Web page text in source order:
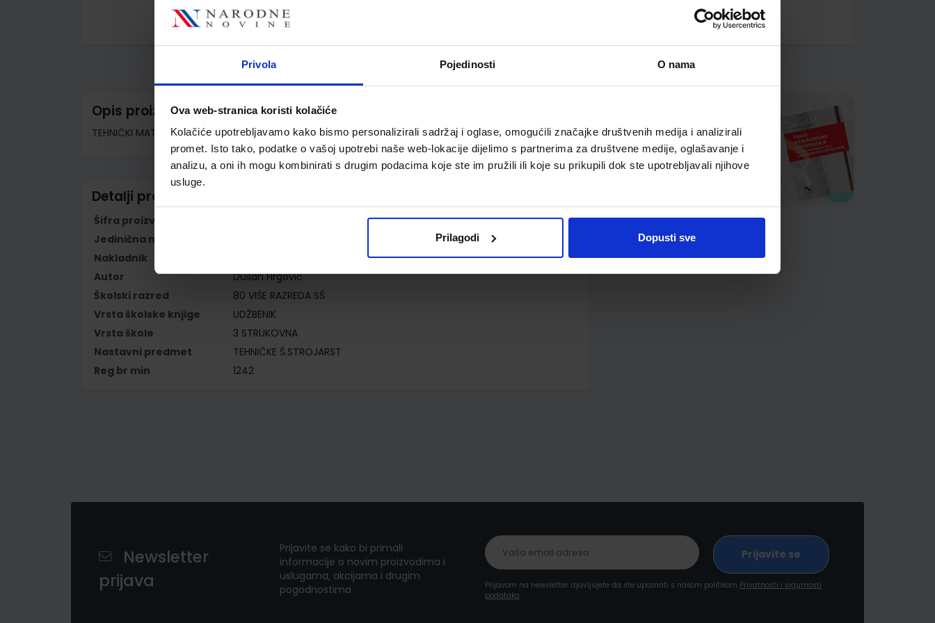
Privola Pojedinosti O nama
Ova web-stranica koristi kolačiće
Kolačiće upotrebljavamo kako bismo personalizirali sadržaj i oglase, omogućili značajke društvenih medija i analizirali
promet. Isto tako, podatke o vašoj upotrebi naše web-lokacije dijelimo s partnerima za društvene medije, oglašavanje i
analizu, a oni ih mogu kombinirati s drugim podacima koje ste im pružili ili koje su prikupili dok ste upotrebljavali njihove
usluge.
Prilagodi Dopusti sve
gallery
Opis proizvoda
TEHNIČKI MATERIJALI 2; udžbenik od 1. do 4. razreda srednje strukovne strojarske škole
Detalji proizvoda
Šifra proizvoda
Jedinična mjera
Nakladnik
Autor
Dušan Hrgović
Školski razred
80 VIŠE RAZREDA SŠ
Vrsta školske knjige
UDŽBENIK
Vrsta škole
3 STRUKOVNA
Nastavni predmet
TEHNIČKE Š.STROJARST
Reg br min
1242
Newsletter
prijava
Prijavite se kako bi primali
informacije o novim proizvodima i
uslugama, akcijama i drugim
pogodnostima
Prijavom na newsletter izjavljujete da ste upoznati s našom politikom Privatnosti i sigurnosti
podataka